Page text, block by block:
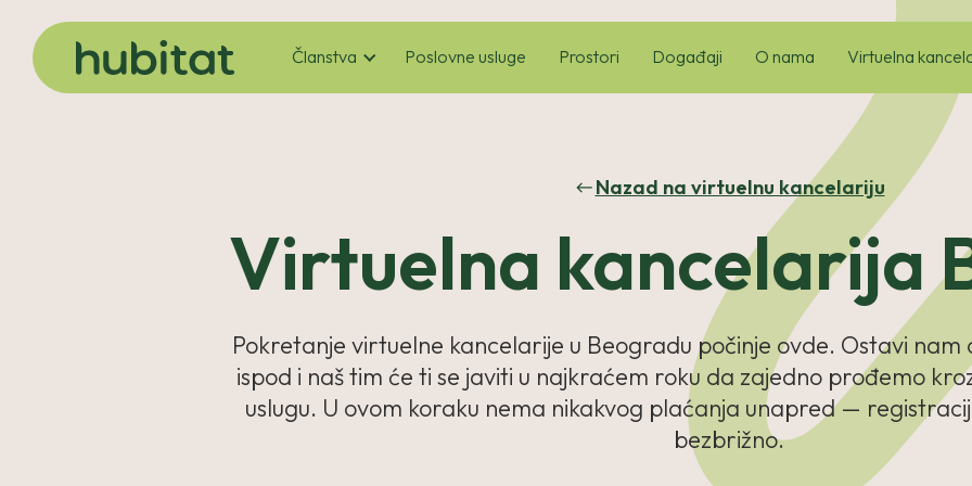
Članstva Poslovne usluge Prostori Događaji O nama Virtuelna
Nazad na virtuelnu kancelariju
Virtuelna kancelarija
Pokretanje virtuelne kancelarije u Beogradu počinje ovde. Ostavi
ispod i naš tim će ti se javiti u najkraćem roku da zajedno prođemo
uslugu. U ovom koraku nema nikakvog plaćanja unapred —
bezbrižno.